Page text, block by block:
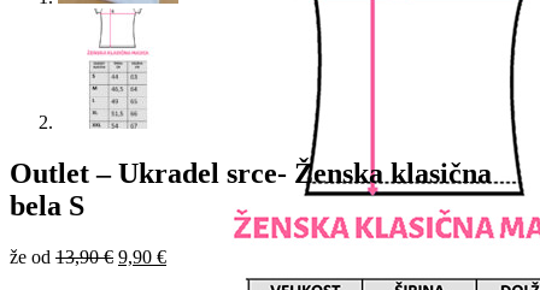
Outlet – Ukradel srce- Ženska klasična
bela S
že od 13,90€ Izvirna
9,90 €Trenutna